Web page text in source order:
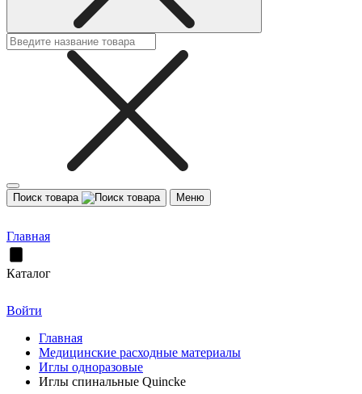
Поиск товара Меню
Главная
Каталог
Войти
Главная
Медицинские расходные материалы
Иглы одноразовые
Иглы спинальные Quincke